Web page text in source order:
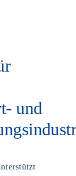
und